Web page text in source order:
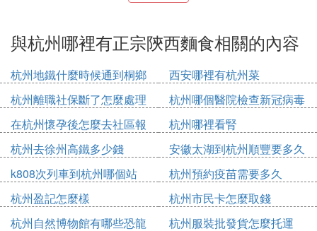
面用料充足美味可口。
來這里必吃的一碗面是蝦爆鱔面另外還有片兒川面也
很美味，肉片很嫩然後加上雪菜非常美味，蝦爆鱔面
是採用新鮮的鱔魚經過油爆後放入蝦仁非常鮮嫩好
吃。
第九:吳山拌川 吳山拌川是一家特色美味的面館，去
吃過的朋友都說不錯而且價錢也不是很貴15元一碗，
面條勁道加了很多豬肝和腰花分量很足，簡直就是美
味，是杭州十大面館之一很多年輕人喜歡去的一家店
面。
與杭州哪裡有正宗陝西麵食相關的內容
杭州地鐵什麼時候通到桐鄉
西安哪裡有杭州菜
杭州離職社保斷了怎麼處理
杭州哪個醫院檢查新冠病毒
在杭州懷孕後怎麼去社區報
備
杭州哪裡看腎
杭州去徐州高鐵多少錢
安徽太湖到杭州順豐要多久
k808次列車到杭州哪個站
杭州預約疫苗需要多久
杭州盈記怎麼樣
杭州市民卡怎麼取錢
杭州自然博物館有哪些恐龍
杭州服裝批發貨怎麼托運